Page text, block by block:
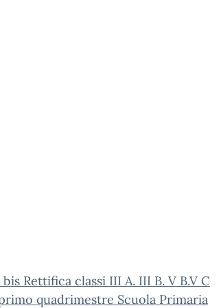
Rettifica classi III A. III B. V B.V C
quadrimestre Scuola Primaria